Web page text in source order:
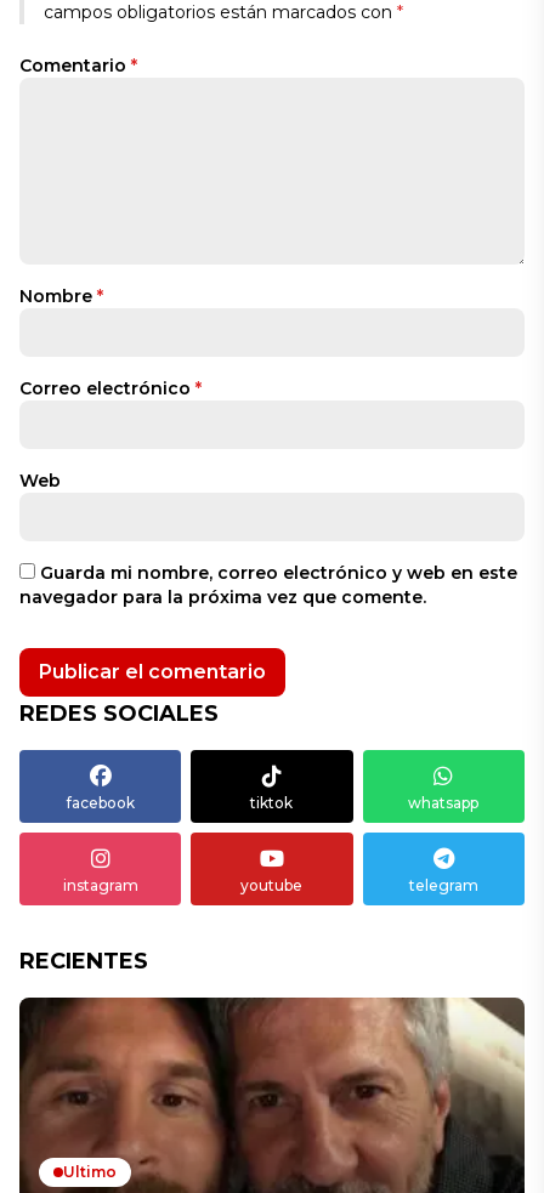
campos obligatorios están marcados con *
Comentario *
Nombre *
Correo electrónico *
Web
Guarda mi nombre, correo electrónico y web en este
navegador para la próxima vez que comente.
REDES SOCIALES
facebook tiktok whatsapp
instagram youtube telegram
RECIENTES
Ultimo